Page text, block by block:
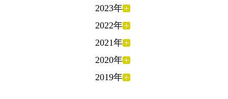
2023年
2022年
2021年
2020年
2019年